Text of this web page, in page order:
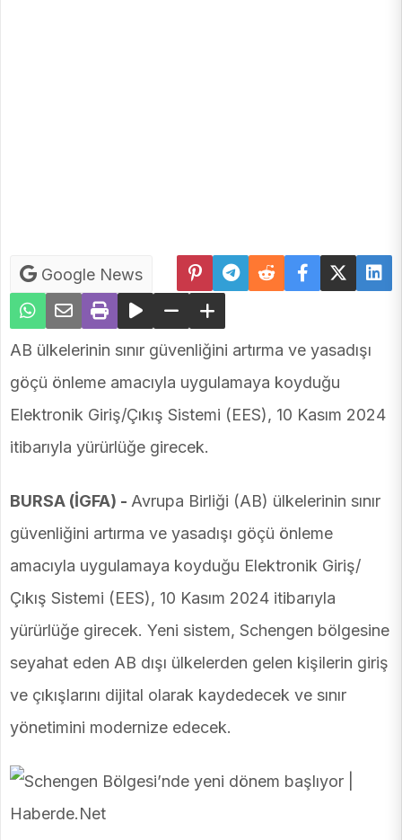
Google News
AB ülkelerinin sınır güvenliğini artırma ve yasadışı
göçü önleme amacıyla uygulamaya koyduğu
Elektronik Giriş/Çıkış Sistemi (EES), 10 Kasım 2024
itibarıyla yürürlüğe girecek.
BURSA (İGFA) - Avrupa Birliği (AB) ülkelerinin sınır
güvenliğini artırma ve yasadışı göçü önleme
amacıyla uygulamaya koyduğu Elektronik Giriş/
Çıkış Sistemi (EES), 10 Kasım 2024 itibarıyla
yürürlüğe girecek. Yeni sistem, Schengen bölgesine
seyahat eden AB dışı ülkelerden gelen kişilerin giriş
ve çıkışlarını dijital olarak kaydedecek ve sınır
yönetimini modernize edecek.